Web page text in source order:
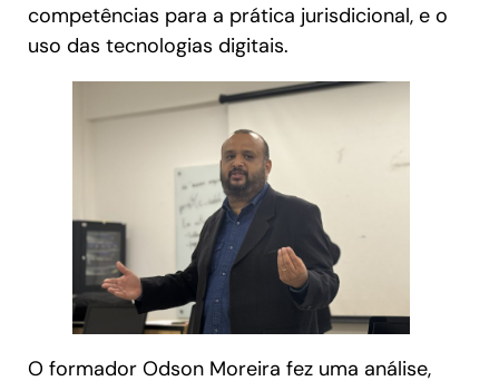
competências para a prática jurisdicional, e o
uso das tecnologias digitais.
O formador Odson Moreira fez uma análise,